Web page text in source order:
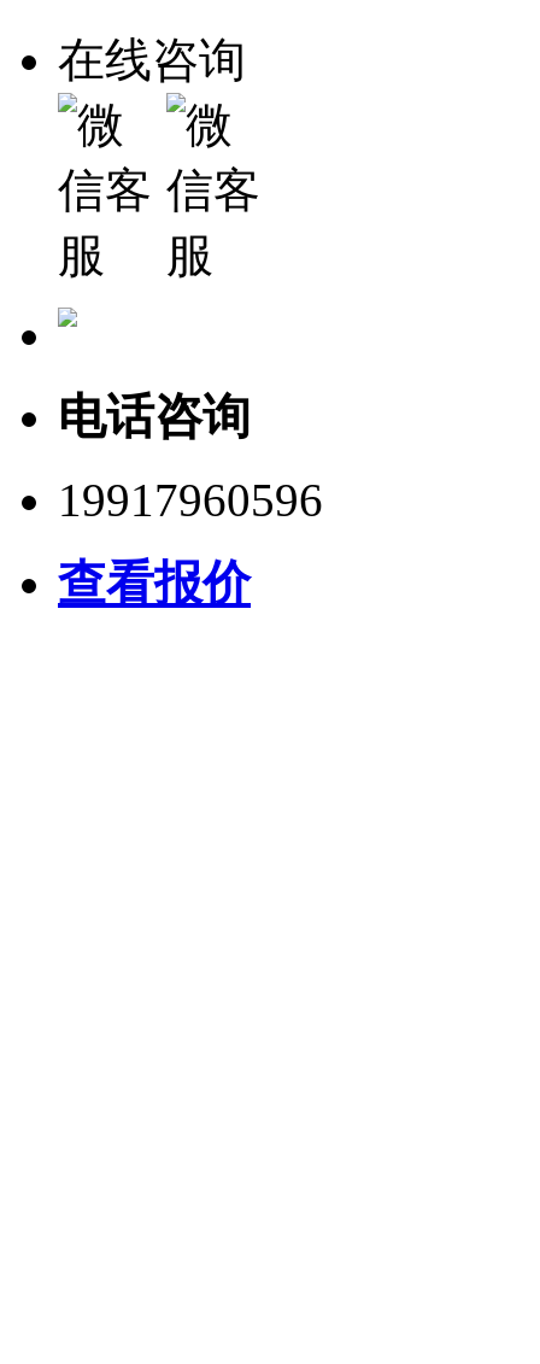
在线咨询
电话咨询
19917960596
查看报价